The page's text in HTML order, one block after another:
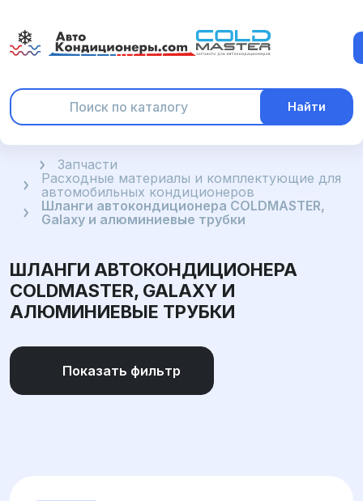
Найти
ГлавнаяЗапчасти
Расходные материалы и комплектующие для
автомобильных кондиционеров
Шланги автокондиционера COLDMASTER,
Galaxy и алюминиевые трубки
ШЛАНГИ АВТОКОНДИЦИОНЕРА
COLDMASTER, GALAXY И
АЛЮМИНИЕВЫЕ ТРУБКИ
Показать фильтр